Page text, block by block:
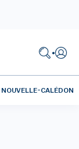
NOUVELLE-CALÉDONIE